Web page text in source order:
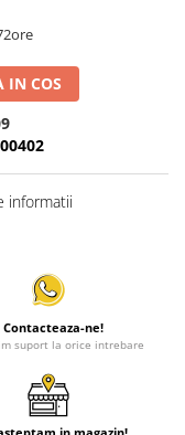
IN COS
informatii
Contacteaza-ne!
suport la orice intrebare